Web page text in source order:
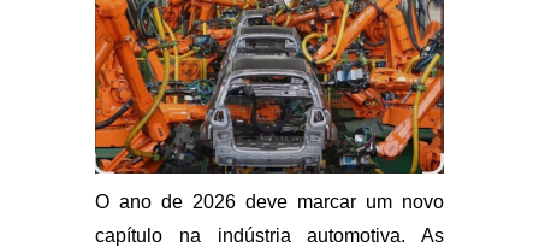
O ano de 2026 deve marcar um novo
capítulo na indústria automotiva. As